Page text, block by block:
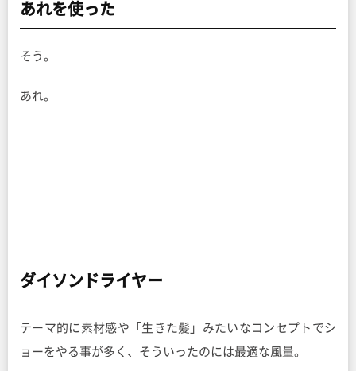
あれを使った
そう。
あれ。
ダイソンドライヤー
テーマ的に素材感や「生きた髪」みたいなコンセプトでシ
ョーをやる事が多く、そういったのには最適な風量。